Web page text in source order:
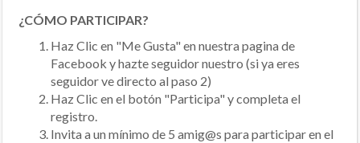
¿CÓMO PARTICIPAR?
Haz Clic en "Me Gusta" en nuestra pagina de
Facebook y hazte seguidor nuestro (si ya eres
seguidor ve directo al paso 2)
Haz Clic en el botón "Participa" y completa el
registro.
Invita a un mínimo de 5 amig@s para participar en el